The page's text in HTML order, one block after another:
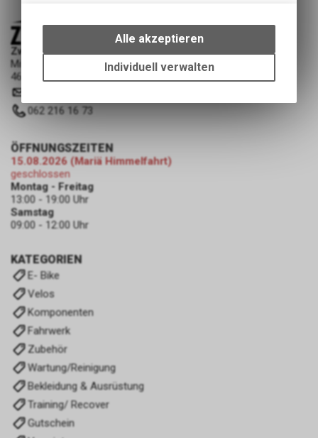
Zweiradliebe GmbH
Mittelgäustrasse 53
4616 Kappel SO
062 216 16 73
KATEGORIEN
E- Bike
Velos
Komponenten
Fahrwerk
Zubehör
Wartung/Reinigung
Bekleidung & Ausrüstung
Training/ Recover
Gutschein
ÖFFNUNGSZEITEN
15.08.2026 (Mariä Himmelfahrt)
geschlossen
Montag - Freitag
13:00 - 19:00 Uhr
Samstag
09:00 - 12:00 Uhr
bestimmte Interaktionen und
Einstellungen auf Ihrem Gerät,
um die grundlegenden
Funktionen unseres Online-
persönlichen Informationen
Alle akzeptieren
Individuell verwalten